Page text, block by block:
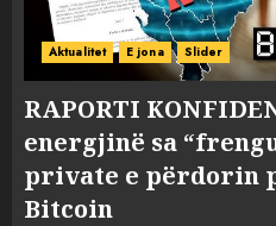
Aktualitet E jona Slider
RAPORTI
energjinë sa
private e përdorin
Bitcoin